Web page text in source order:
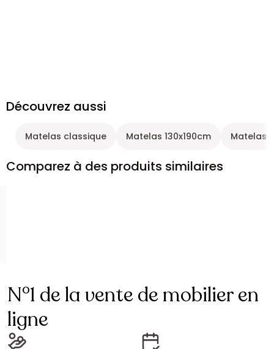
Découvrez aussi
Matelas classique Matelas 130x190cm Matelas
Comparez à des produits similaires
N°1 de la vente de mobilier en
ligne